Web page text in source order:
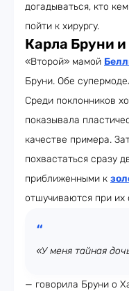
догадываться, кто
пойти к хирургу.
Карла Бруни
«Второй» мамой
Бруни. Обе
Среди поклонников
показывала
качестве примера.
похвастаться сразу
приближенными к
отшучиваются при их
«У меня тайная
— говорила Бруни о